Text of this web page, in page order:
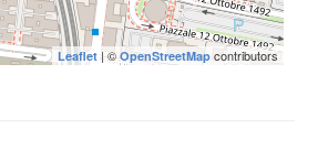
Leaflet| © OpenStreetMap contributors